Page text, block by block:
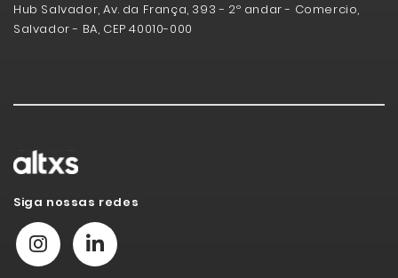
Hub Salvador, Av. da França, 393 - 2º andar - Comercio,
Salvador - BA, CEP 40010-000
Siga nossas redes